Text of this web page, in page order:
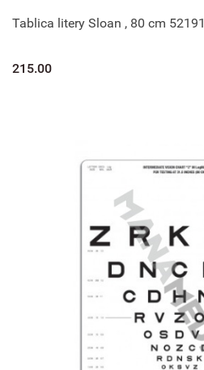
Tablica litery Sloan , 80 cm 52191
215.00